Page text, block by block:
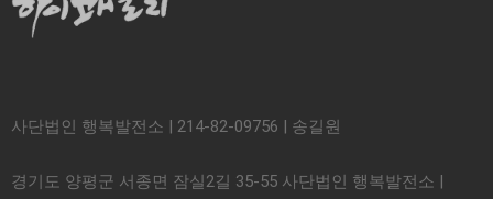
사단법인 행복발전소 | 214-82-09756 | 송길원
경기도 양평군 서종면 잠실2길 35-55 사단법인 행복발전소 |